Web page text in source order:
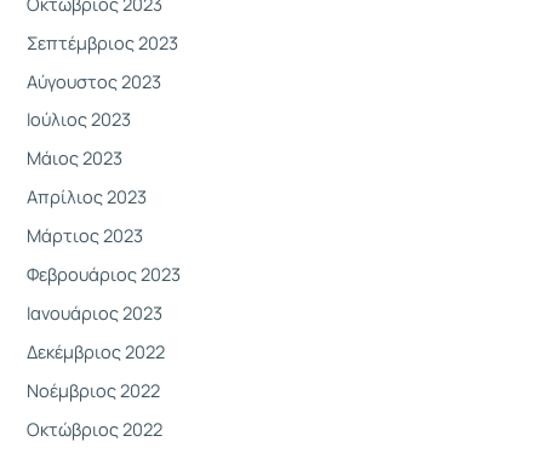
Σεπτέμβριος 2023
Αύγουστος 2023
Ιούλιος 2023
Μάιος 2023
Απρίλιος 2023
Μάρτιος 2023
Φεβρουάριος 2023
Ιανουάριος 2023
Δεκέμβριος 2022
Νοέμβριος 2022
Οκτώβριος 2022